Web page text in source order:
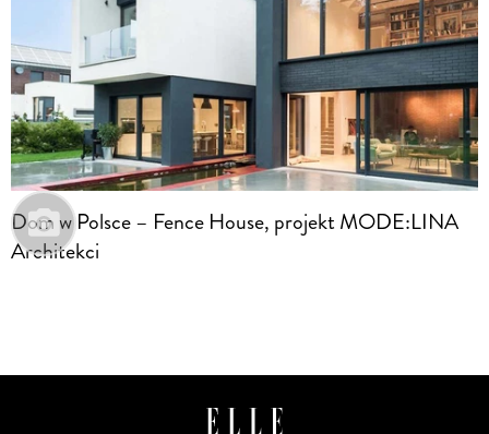
Dom w Polsce – Fence House, projekt MODE:LINA
Architekci